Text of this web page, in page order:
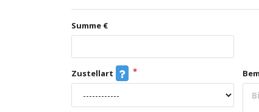
Summe €
Zustellart